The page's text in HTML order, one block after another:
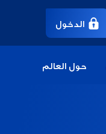
الدخول
حول العالم